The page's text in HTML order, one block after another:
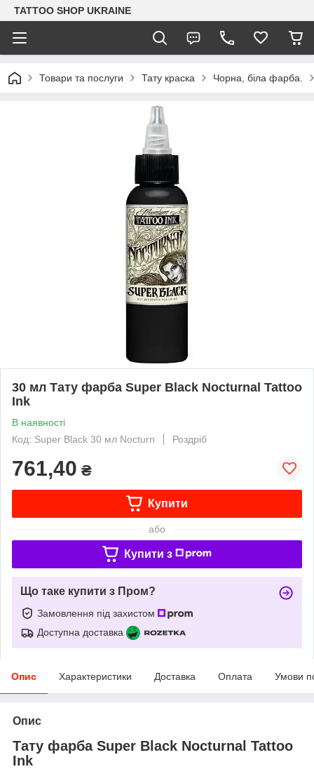
TATTOO SHOP UKRAINE
Товари та послуги Тату краска Чорна, біла фарба.
30 мл Тату фарба Super Black Nocturnal Tattoo
Ink
В наявності
Код: Super Black 30 мл Nocturn
Роздріб
761,40 ₴
Купити
або
Купити з
Що таке купити з Пром?
Замовлення під захистом
Доступна доставка
Опис Характеристики Доставка Оплата Умови
Опис
Тату фарба Super Black Nocturnal Tattoo
Ink